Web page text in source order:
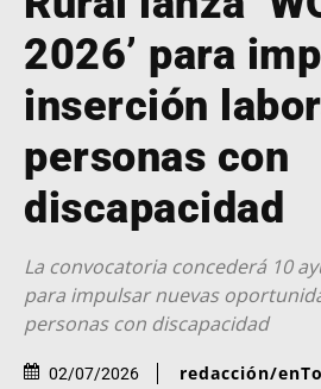
2026’ para
inserción
personas con
discapacidad
La convocatoria concederá 10
para impulsar nuevas
personas con discapacidad
02/07/2026 redacción/